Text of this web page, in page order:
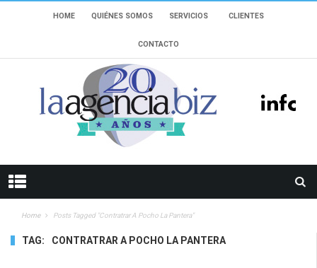
HOME QUIÉNES SOMOS SERVICIOS CLIENTES
CONTACTO
Home Posts Tagged "contratrar A Pocho La Pantera"
TAG: CONTRATRAR A POCHO LA PANTERA